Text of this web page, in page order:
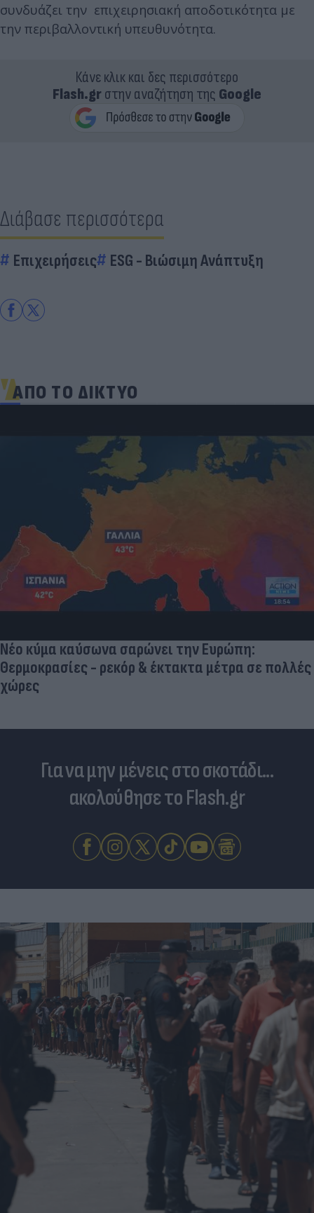
συνδυάζει την επιχειρησιακή αποδοτικότητα με
την περιβαλλοντική υπευθυνότητα.
Κάνε κλικ και δες περισσότερο
Flash.grστην αναζήτηση της Google
Διάβασε περισσότερα
Επιχειρήσεις ESG - Bιώσιμη Aνάπτυξη
ΑΠΟ ΤΟ ΔΙΚΤΥΟ
Νέο κύμα καύσωνα σαρώνει την Ευρώπη:
Θερμοκρασίες - ρεκόρ & έκτακτα μέτρα σε πολλές
χώρες
Για να μην μένεις στο σκοτάδι...
ακολούθησε το Flash.gr